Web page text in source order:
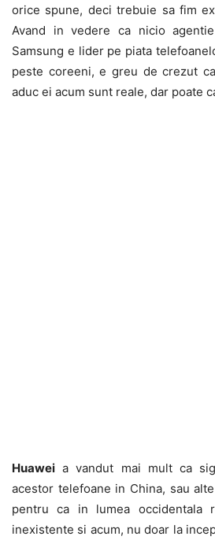
orice spune, deci trebuie sa fim
Avand in vedere ca nicio
Samsung e lider pe piata
peste coreeni, e greu de crezut
aduc ei acum sunt reale, dar poate
Huawei a vandut mai mult ca
acestor telefoane in China, sau
pentru ca in lumea occidentala
inexistente si acum, nu doar la